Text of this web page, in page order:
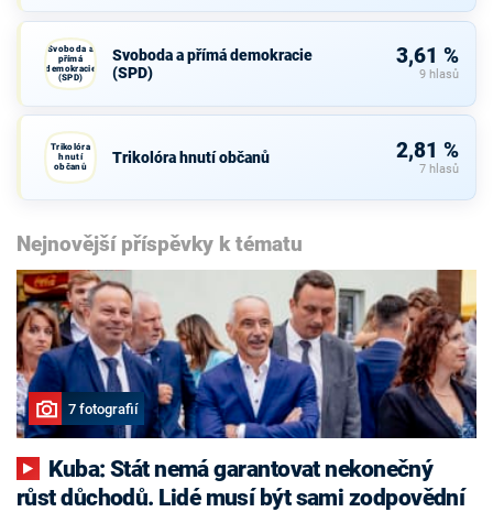
Svoboda a
přímá
demokracie
(SPD)
Svoboda a přímá demokracie
(SPD)
3,61 %
9 hlasů
Trikolóra
hnutí
občanů
Trikolóra hnutí občanů 2,81 %
7 hlasů
Nejnovější příspěvky k tématu
7 fotografií
růst důchodů. Lidé musí být sami zodpovědní